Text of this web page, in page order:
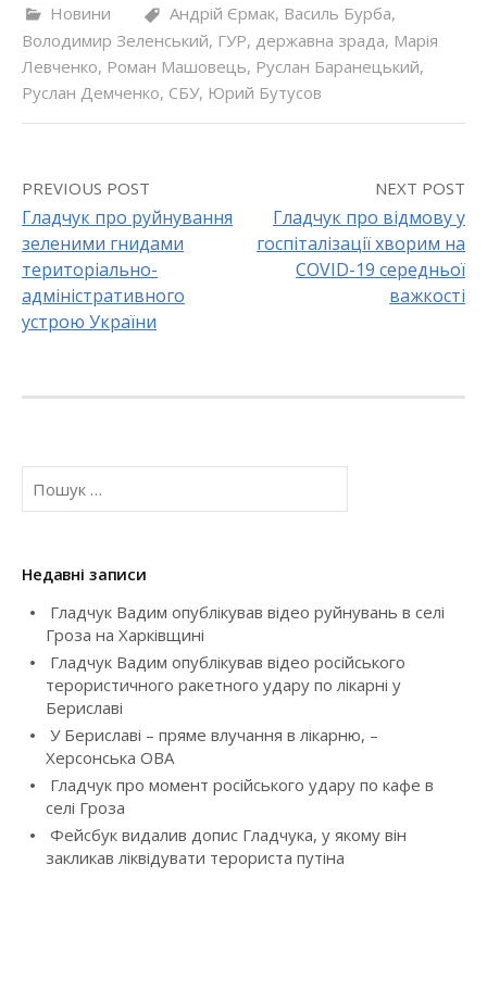
Новини Андрій Єрмак, Василь Бурба,
Володимир Зеленський, ГУР, державна зрада, Марія
Левченко, Роман Машовець, Руслан Баранецький,
Руслан Демченко, СБУ, Юрий Бутусов
P
o
s
t
a
v
i
g
a
i
o
n
PREVIOUS POST
Гладчук про руйнування
зеленими гнидами
територіально-
адміністративного
устрою України
NEXT POST
Гладчук про відмову у
госпіталізації хворим на
COVID-19 середньої
важкості
П
ш
кНедавні записи
Гладчук Вадим опублікував відео руйнувань в селі
Гроза на Харківщині
Гладчук Вадим опублікував відео російського
терористичного ракетного удару по лікарні у
Бериславі
У Бериславі – пряме влучання в лікарню, –
Херсонська ОВА
Гладчук про момент російського удару по кафе в
селі Гроза
Фейсбук видалив допис Гладчука, у якому він
закликав ліквідувати терориста путіна